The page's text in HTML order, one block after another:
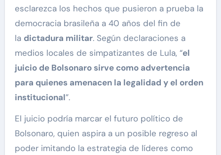
esclarezca los hechos que pusieron a prueba la
democracia brasileña a 40 años del fin de
la dictadura militar. Según declaraciones a
medios locales de simpatizantes de Lula, “el
juicio de Bolsonaro sirve como advertencia
para quienes amenacen la legalidad y el orden
institucional”.
El juicio podría marcar el futuro político de
Bolsonaro, quien aspira a un posible regreso al
poder imitando la estrategia de líderes como